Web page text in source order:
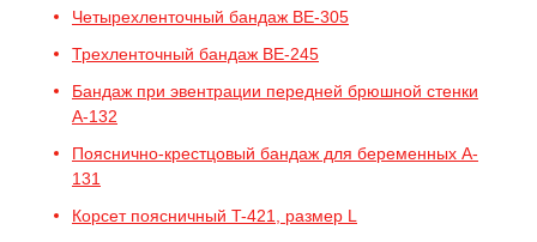
Четырехленточный бандаж BE-305
Трехленточный бандаж BE-245
Бандаж при эвентрации передней брюшной стенки
A-132
Пояснично-крестцовый бандаж для беременных A-
131
Корсет поясничный T-421, размер L